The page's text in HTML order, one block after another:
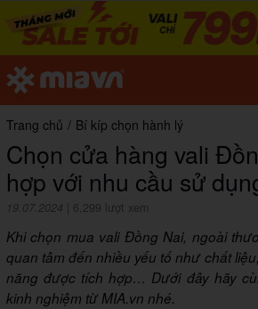
Trang chủ / Bí kíp chọn hành lý
Chọn cửa hàng vali
hợp với nhu cầu sử
19.07.2024 6,299 lượt xem
Khi chọn mua vali Đồng Nai, ngoài
quan tâm đến nhiều yếu tố như chất
năng được tích hợp… Dưới đây hãy
kinh nghiệm từ MIA.vn nhé.